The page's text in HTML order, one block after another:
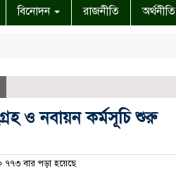
বিনোদন রাজনীতি অর্থনীতি
ও নবায়ন কর্মসূচি শুরু
৭৭৩ বার পড়া হয়েছে